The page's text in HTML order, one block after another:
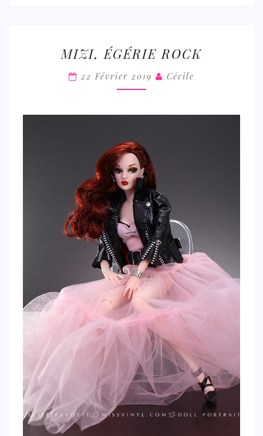
ÉGÉRIE
ROCK
MIZI, ÉGÉRIE ROCK
22 Février 2019 Cécile